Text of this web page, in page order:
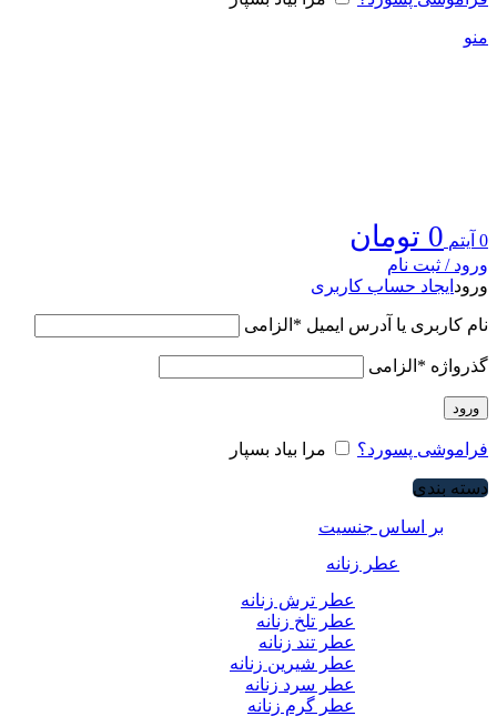
منو
0 آیتم 0 تومان
ورود / ثبت نام
ورود ایجاد حساب کاربری
نام کاربری یا آدرس ایمیل * الزامی
گذرواژه * الزامی
ورود
فراموشی پسورد؟ مرا بیاد بسپار
دسته بندی
بر اساس جنسیت
عطر زنانه
عطر ترش زنانه
عطر تلخ زنانه
عطر تند زنانه
عطر شیرین زنانه
عطر سرد زنانه
عطر گرم زنانه